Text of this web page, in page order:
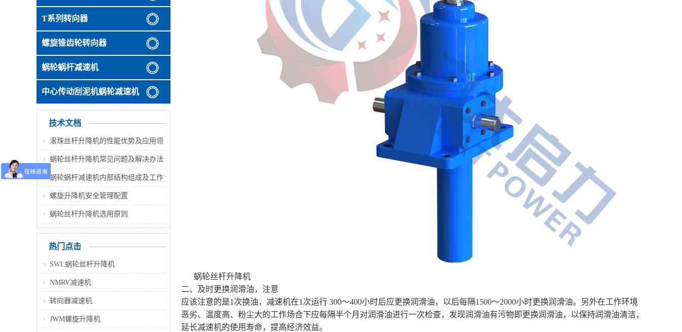
蜗轮丝杆升降机
二、及时更换润滑油，注意
应该注意的是1次换油，减速机在1次运行 300～400小时后应更换润滑油，以后每隔1500～2000小时更换润滑油。另外在工作环境
恶劣、温度高、粉尘大的工作场合下应每隔半个月对润滑油进行一次检查，发现润滑油有污物即更换润滑油，以保持润滑油清洁，
延长减速机的使用寿命，提高经济效益。
T系列转向器
螺旋锥齿轮转向器
蜗轮蜗杆减速机
中心传动刮泥机蜗轮减速机
技术文档
滚珠丝杆升降机的性能优势及应用领
域
蜗轮丝杆升降机常见问题及解决办法
蜗轮蜗杆减速机内部结构组成及工作
原理分析
螺旋升降机安全管理配置
蜗轮丝杆升降机选用原则
热门点击
SWL蜗轮丝杆升降机
NMRV减速机
转向器减速机
JWM螺旋升降机